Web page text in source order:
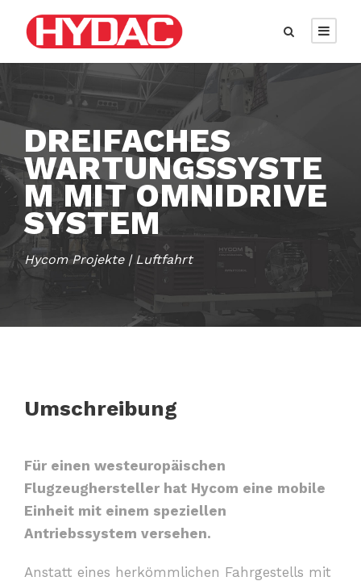
DREIFACHES
WARTUNGSSYSTE
M MIT OMNIDRIVE
SYSTEM
Hycom Projekte | Luftfahrt
Umschreibung
Für einen westeuropäischen
Flugzeughersteller hat Hycom eine mobile
Einheit mit einem speziellen
Antriebssystem versehen.
Anstatt eines herkömmlichen Fahrgestells mit